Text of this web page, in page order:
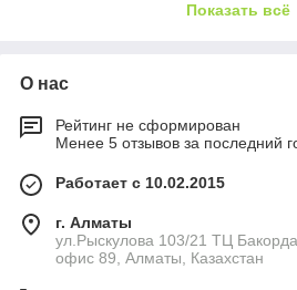
Показать всё
О нас
Рейтинг не сформирован
Менее 5 отзывов за последний
Работает с 10.02.2015
г. Алматы
ул.Рыскулова 103/21 ТЦ
офис 89, Алматы, Казахстан